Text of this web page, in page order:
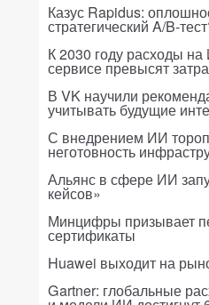
Казус Rapidus:
стратегический A/B-
К 2030 году расходы
сервисе превысят
В VK научили
учитывать будущие
С внедрением ИИ
неготовность
Альянс в сфере ИИ
кейсов»
Минцифры призывает
сертификаты
Huawei выходит на
Gartner: глобальные